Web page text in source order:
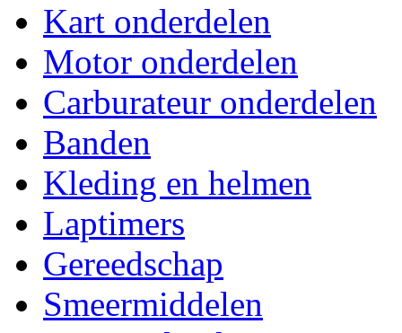
Kart onderdelen
Motor onderdelen
Carburateur onderdelen
Banden
Kleding en helmen
Laptimers
Gereedschap
Smeermiddelen